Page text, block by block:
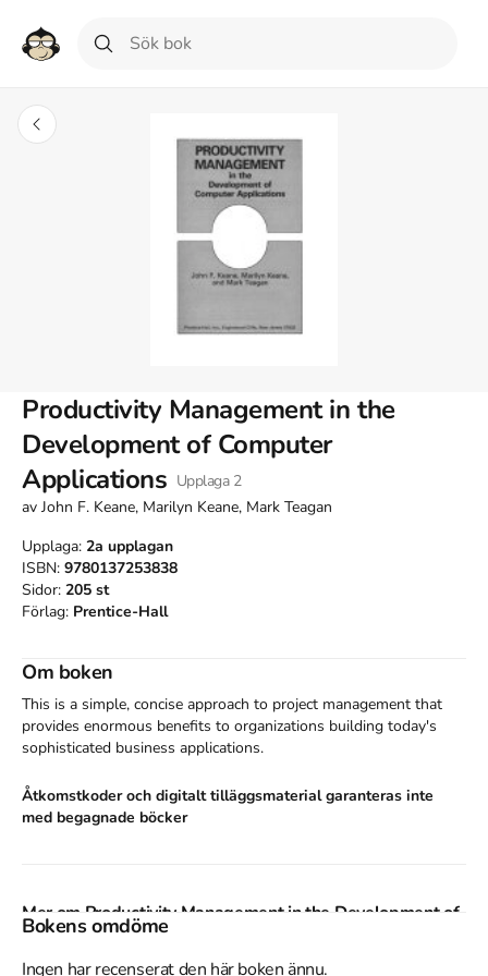
Productivity Management in the
Development of Computer
Applications Upplaga 2
av John F. Keane, Marilyn Keane, Mark Teagan
Upplaga: 2a upplagan
ISBN: 9780137253838
Sidor: 205 st
Förlag: Prentice-Hall
Om boken
This is a simple, concise approach to project management that
provides enormous benefits to organizations building today's
sophisticated business applications.
Åtkomstkoder och digitalt tilläggsmaterial garanteras inte
med begagnade böcker
Mer om Productivity Management in the Development of
Computer Applications
Productivity Management in the Development of Computer
Bokens omdöme
Ingen har recenserat den här boken ännu.